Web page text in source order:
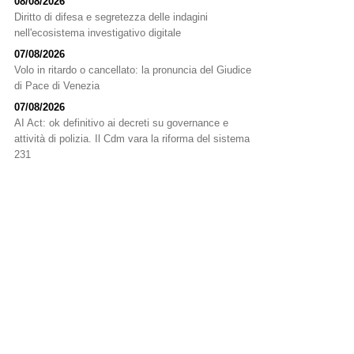
Diritto di difesa e segretezza delle indagini
nell'ecosistema investigativo digitale
07/08/2026
Volo in ritardo o cancellato: la pronuncia del Giudice
di Pace di Venezia
07/08/2026
AI Act: ok definitivo ai decreti su governance e
attività di polizia. Il Cdm vara la riforma del sistema
231